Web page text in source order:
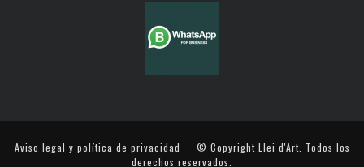
Aviso legal y política de privacidad © Copyright Llei d'Art. Todos los
derechos reservados.